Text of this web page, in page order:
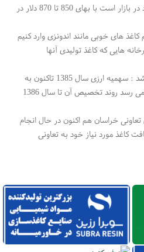
اندونزی كه از بهترین كاغذهای موجود در بازار است با بهای 850 تا 870 دلار در
های خوبی مانند اندونزی وارد كنیم
هایی كه كاغذ تولیدی آنها
رئیس تعاونی ناشران خراسان یادآور شد : سهمیه ارزی سال 1385 تاكنون به
طور كامل تخصیص نیافته و به نظر می رسد روند تخصیص آن تا سال 1386
خراسان هم اكنون در حال انجام
كاغذ مورد نیاز خود به تعاونی